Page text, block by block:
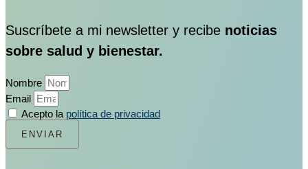
Suscríbete a mi newsletter y recibe noticias
sobre salud y bienestar.
Nombre
Email
Acepto la política de privacidad
ENVIAR